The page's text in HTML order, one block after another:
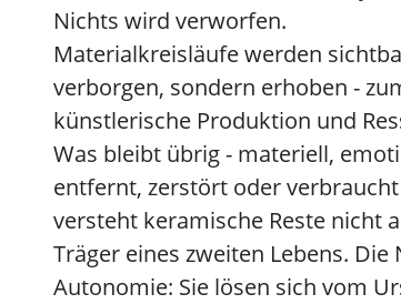
Nichts wird verworfen.
Materialkreisläufe werden
verborgen, sondern erhoben -
künstlerische Produktion und
Was bleibt übrig - materiell,
entfernt, zerstört oder
versteht keramische Reste nicht
Träger eines zweiten Lebens.
Autonomie: Sie lösen sich vom